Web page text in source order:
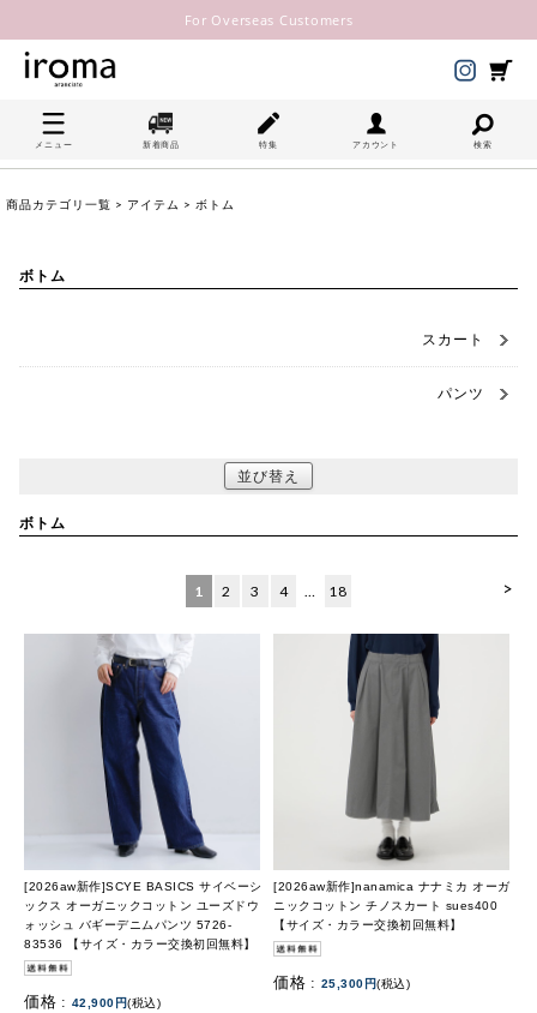
For Overseas Customers
メニュー 新着商品 特集 アカウント 検索
商品カテゴリ一覧 > アイテム > ボトム
ボトム
スカート
パンツ
並び替え
ボトム
>
1 2 3 4 … 18
[2026aw新作]SCYE BASICS サイベーシ
ックス オーガニックコットン ユーズドウ
ォッシュ バギーデニムパンツ 5726-
83536 【サイズ・カラー交換初回無料】
価格 : 42,900円(税込)
[2026aw新作]nanamica ナナミカ オーガ
ニックコットン チノスカート sues400
【サイズ・カラー交換初回無料】
価格 : 25,300円(税込)